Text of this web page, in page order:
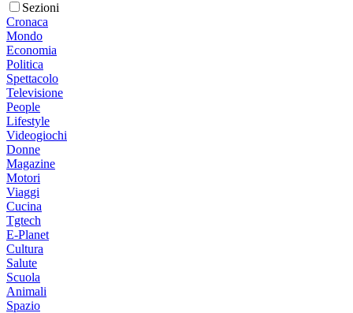
Sezioni
Cronaca
Mondo
Economia
Politica
Spettacolo
Televisione
People
Lifestyle
Videogiochi
Donne
Magazine
Motori
Viaggi
Cucina
Tgtech
E-Planet
Cultura
Salute
Scuola
Animali
Spazio